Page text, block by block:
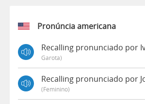
Pronúncia americana
Recalling pronunciado por
Garota)
Recalling pronunciado por
(feminino)